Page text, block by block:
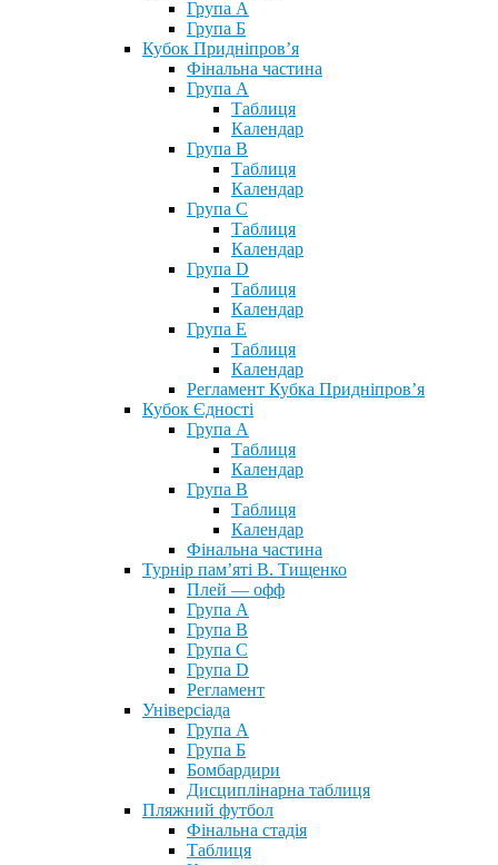
Група А
Група Б
Кубок Придніпров’я
Фінальна частина
Група А
Таблиця
Календар
Група В
Таблиця
Календар
Група С
Таблиця
Календар
Група D
Таблиця
Календар
Група Е
Таблиця
Календар
Регламент Кубка Придніпров’я
Кубок Єдності
Група А
Таблиця
Календар
Група В
Таблиця
Календар
Фінальна частина
Турнір пам’яті В. Тищенко
Плей — офф
Група А
Група B
Група С
Група D
Регламент
Універсіада
Група А
Група Б
Бомбардири
Дисциплінарна таблиця
Пляжний футбол
Фінальна стадія
Таблиця